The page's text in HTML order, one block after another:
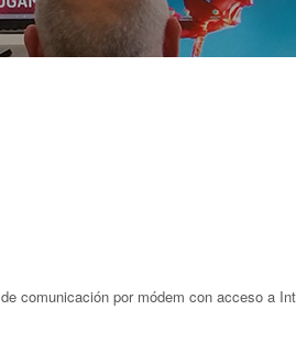
comunicación por módem con acceso a